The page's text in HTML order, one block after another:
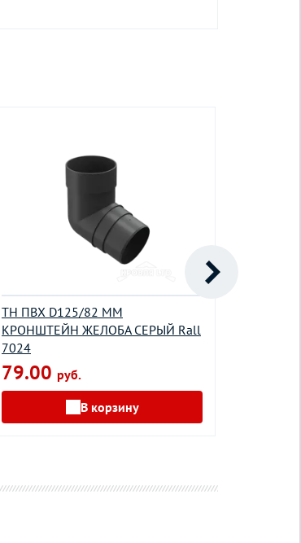
ТН ПВХ D125/82 ММ
КРОНШТЕЙН ЖЕЛОБА СЕРЫЙ Rall
7024
79.00 руб.
В корзину